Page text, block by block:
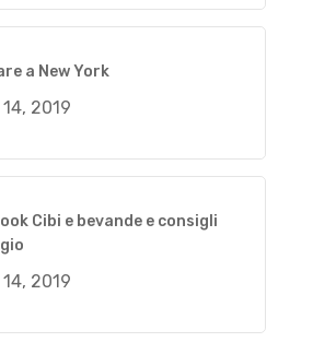
a New York
2019
Cibi e bevande e consigli
2019